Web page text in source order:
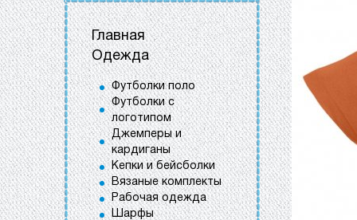
Главная
Одежда
Футболки поло
Футболки с
логотипом
Джемперы и
кардиганы
Кепки и бейсболки
Вязаные комплекты
Рабочая одежда
Шарфы